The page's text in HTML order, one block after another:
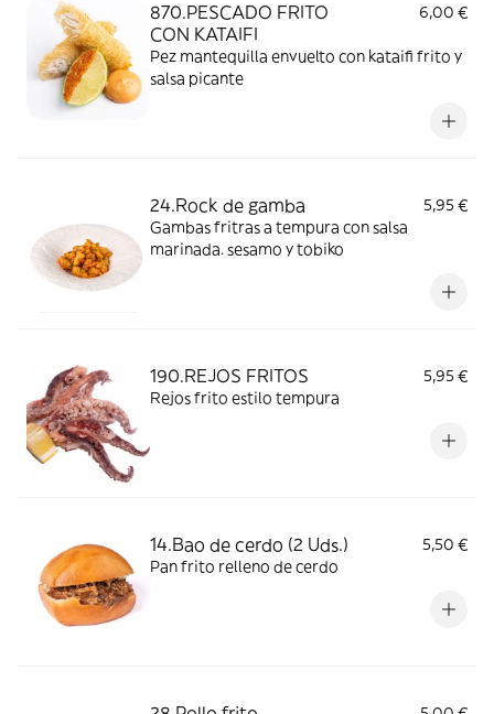
870.PESCADO FRITO
CON KATAIFI
6,00 €
Pez mantequilla envuelto con kataifi frito y
salsa picante
24.Rock de gamba
5,95 €
Gambas fritras a tempura con salsa
marinada. sesamo y tobiko
190.REJOS FRITOS
5,95 €
Rejos frito estilo tempura
14.Bao de cerdo (2 Uds.)
5,50 €
Pan frito relleno de cerdo